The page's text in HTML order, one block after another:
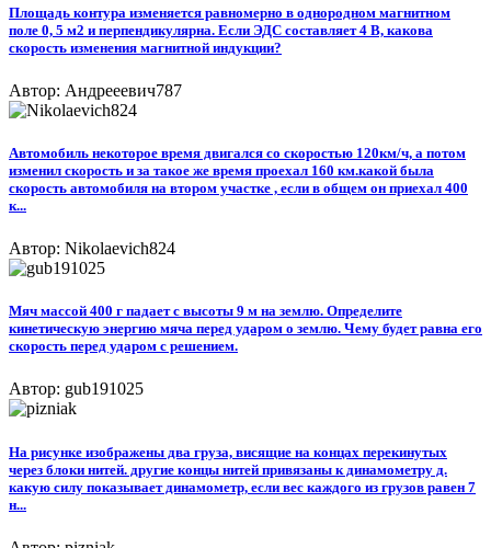
Площадь контура изменяется равномерно в однородном магнитном
поле 0, 5 м2 и перпендикулярна. Если ЭДС составляет 4 В, какова
скорость изменения магнитной индукции?
Автор: Андрееевич787
Автомобиль некоторое время двигался со скоростью 120км/ч, а потом
изменил скорость и за такое же время проехал 160 км.какой была
скорость автомобиля на втором участке , если в общем он приехал 400
к...
Автор: Nikolaevich824
Мяч массой 400 г падает с высоты 9 м на землю. Определите
кинетическую энергию мяча перед ударом о землю. Чему будет равна его
скорость перед ударом с решением.
Автор: gub191025
На рисунке изображены два груза, висящие на концах перекинутых
через блоки нитей. другие концы нитей привязаны к динамометру д.
какую силу показывает динамометр, если вес каждого из грузов равен 7
н...